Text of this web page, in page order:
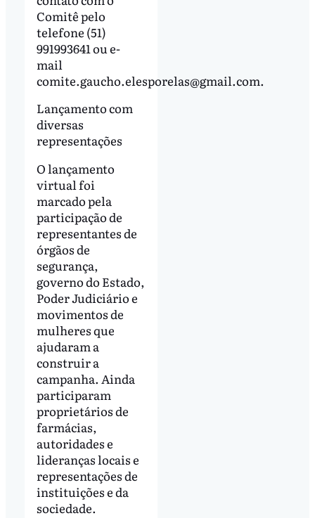
Comitê pelo
telefone (51)
991993641 ou e-
mail
comite.gaucho.elesporelas@gmail.com.
Lançamento com
diversas
representações
O lançamento
virtual foi
marcado pela
participação de
representantes de
órgãos de
segurança,
governo do Estado,
Poder Judiciário e
movimentos de
mulheres que
ajudaram a
construir a
campanha. Ainda
participaram
proprietários de
farmácias,
autoridades e
lideranças locais e
representações de
instituições e da
sociedade.